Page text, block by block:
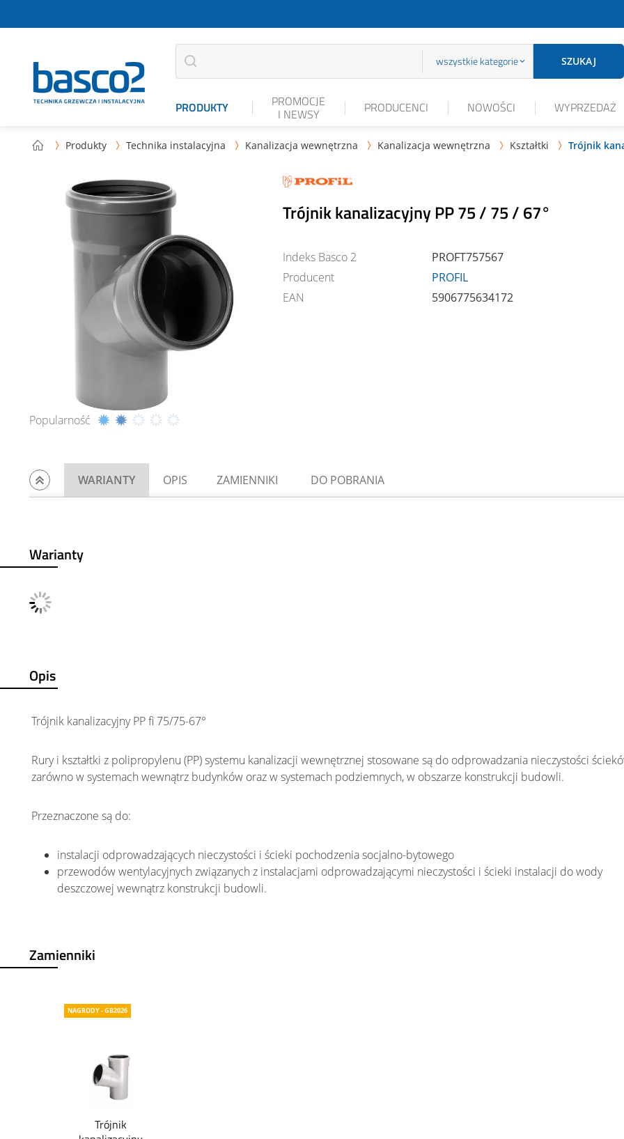
wszystkie kategorie SZUKAJ
PRODUKTY PROMOCJE
I NEWSY PRODUCENCI NOWOŚCI WYPRZEDAŻ
 Produkty  Technika instalacyjna  Kanalizacja wewnętrzna  Kanalizacja wewnętrzna  Kształtki  Trójnik
Popularność
Trójnik kanalizacyjny PP 75 / 75 / 67°
Indeks Basco 2
PROFT757567
Producent
PROFIL
EAN
5906775634172
WARIANTY OPIS ZAMIENNIKI DO POBRANIA
Warianty
Opis
Trójnik kanalizacyjny PP fi 75/75-67°
Rury i kształtki z polipropylenu (PP) systemu kanalizacji wewnętrznej stosowane są do odprowadzania nieczystości
zarówno w systemach wewnątrz budynków oraz w systemach podziemnych, w obszarze konstrukcji budowli.
Przeznaczone są do:
instalacji odprowadzających nieczystości i ścieki pochodzenia socjalno-bytowego
przewodów wentylacyjnych związanych z instalacjami odprowadzającymi nieczystości i ścieki instalacji do wody
deszczowej wewnątrz konstrukcji budowli.
Zamienniki
NAGRODY - GB2026
Trójnik